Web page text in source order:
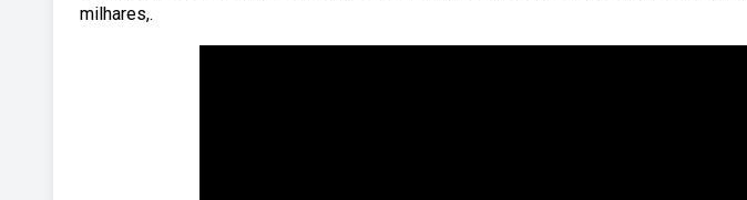
milhares,.